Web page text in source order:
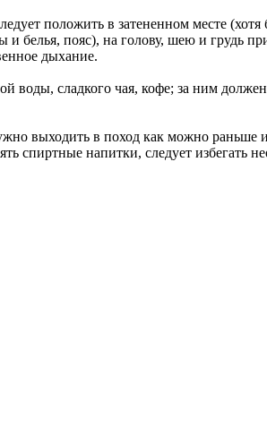
положить в затененном месте
и белья, пояс), на голову, шею и грудь
дыхание.
воды, сладкого чая, кофе; за ним
выходить в поход как можно раньше
спиртные напитки, следует избегать